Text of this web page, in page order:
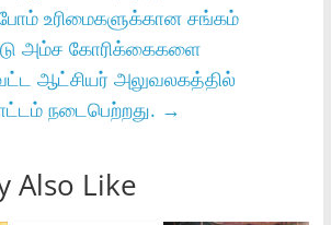
உரிமைகளுக்கான சங்கம்
அம்ச கோரிக்கைகளை
ஆட்சியர் அலுவலகத்தில்
நடைபெற்றது. →
Also Like